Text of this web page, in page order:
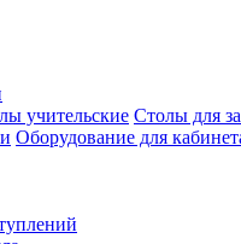
учительские Столы для
Оборудование для